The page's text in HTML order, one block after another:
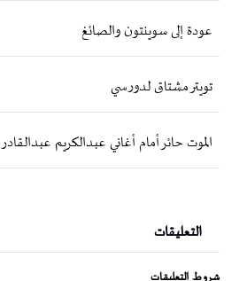
عودة إلى سوينتون والصائغ
تويتر مشتاق لدورسي
الموت حائر أمام أغاني عبدالكريم عبدالقادر
التعليقات